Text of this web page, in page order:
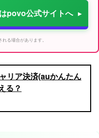
povo公式サイトへ
る場合があります。
リア決済(auかんたん
る？